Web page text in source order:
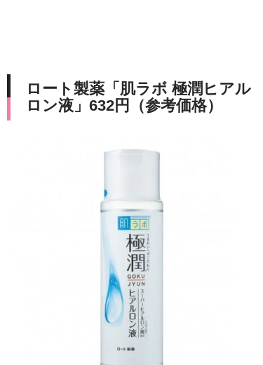
ロート製薬「肌ラボ 極潤ヒアル
ロン液」632円（参考価格）